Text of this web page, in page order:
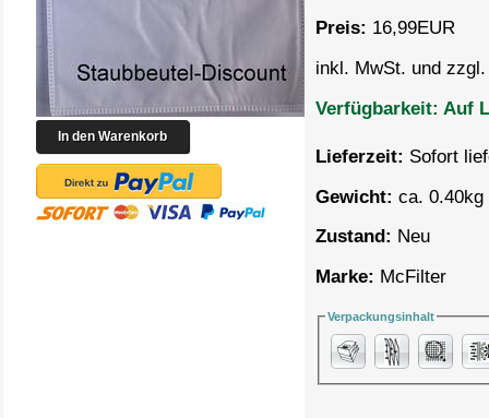
Preis: 16,99EUR
inkl. MwSt. und
Verfügbarkeit: Auf
Lieferzeit: Sofort
Gewicht: ca. 0.40kg
Zustand: Neu
Marke: McFilter
Verpackungsinhalt